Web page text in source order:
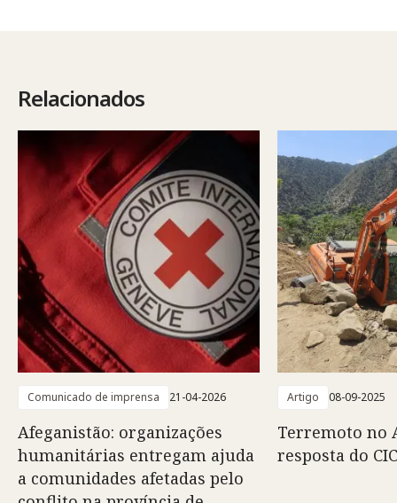
Relacionados
Comunicado de imprensa 21-04-2026
Afeganistão: organizações
humanitárias entregam ajuda
a comunidades afetadas pelo
Artigo 08-09-2025
Terremoto no
resposta do